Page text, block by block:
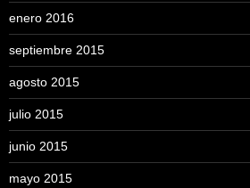
enero 2016
septiembre 2015
agosto 2015
julio 2015
junio 2015
mayo 2015